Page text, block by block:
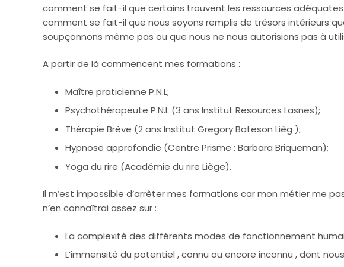
comment se fait-il que certains trouvent les ressources adéquates
comment se fait-il que nous soyons remplis de trésors intérieurs
soupçonnons même pas ou que nous ne nous autorisions pas à
A partir de là commencent mes formations :
Maître praticienne P.N.L;
Psychothérapeute P.N.L (3 ans Institut Resources Lasnes);
Thérapie Brève (2 ans Institut Gregory Bateson Lièg );
Hypnose approfondie (Centre Prisme : Barbara Briqueman);
Yoga du rire (Académie du rire Liège).
Il m’est impossible d’arrêter mes formations car mon métier me
n’en connaîtrai assez sur :
La complexité des différents modes de fonctionnement
L’immensité du potentiel , connu ou encore inconnu , dont